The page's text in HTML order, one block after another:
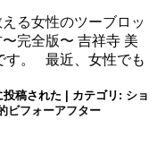
る女性のツーブロッ
完全版〜 吉祥寺 美
す。 最近、女性でも
投稿された カテゴリ: ショ
ビフォーアフター